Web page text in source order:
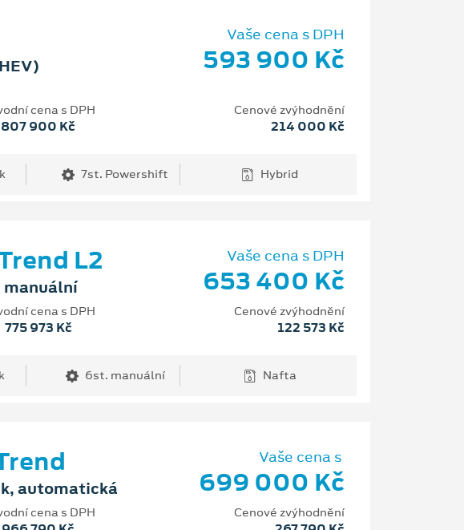
Vaše cena s DPH
593 900 Kč
cena s DPH
807 900 Kč
Cenové zvýhodnění
214 000 Kč
7st. Powershift Hybrid
L2
manuální
Vaše cena s DPH
653 400 Kč
cena s DPH
775 973 Kč
Cenové zvýhodnění
122 573 Kč
6st. manuální Nafta
automatická
Vaše cena s
699 000 Kč
cena s DPH Cenové zvýhodnění